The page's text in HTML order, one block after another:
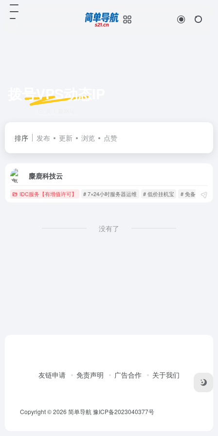
拨号VPS动态IP
排序 发布 更新 浏览 点赞
麋鹿科技云
IDC服务【有增值许可】 # 7×24小时服务器运维 # 低价挂机宝 # 免备案云服
没有了
友链申请 免责声明 广告合作 关于我们
Copyright © 2026 简单导航豫ICP备2023040377号